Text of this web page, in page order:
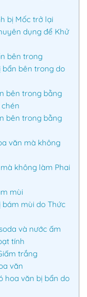
bị Mốc trở lại
dụng để Khử
bên trong
bên trong do
bên trong bằng
bên trong bằng
văn mà không
không làm Phai
mùi
mùi do Thức
và nước ấm
tính
trắng
văn
hoa văn bị bẩn do